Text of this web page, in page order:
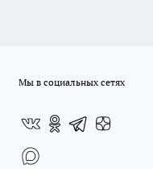
Мы в социальных сетях